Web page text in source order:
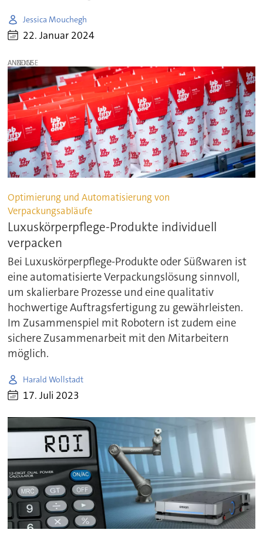
Jessica Mouchegh
22. Januar 2024
ANZEIGE
Optimierung und Automatisierung von
Verpackungsabläufe
Luxuskörperpflege-Produkte individuell
verpacken
Bei Luxuskörperpflege-Produkte oder Süßwaren ist
eine automatisierte Verpackungslösung sinnvoll,
um skalierbare Prozesse und eine qualitativ
hochwertige Auftragsfertigung zu gewährleisten.
Im Zusammenspiel mit Robotern ist zudem eine
sichere Zusammenarbeit mit den Mitarbeitern
möglich.
Harald Wollstadt
17. Juli 2023